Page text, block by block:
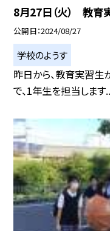
8月27日（火） 教育
公開日 2024/08/27
学校のようす
昨日から、教育実習生
で、1年生を担当します